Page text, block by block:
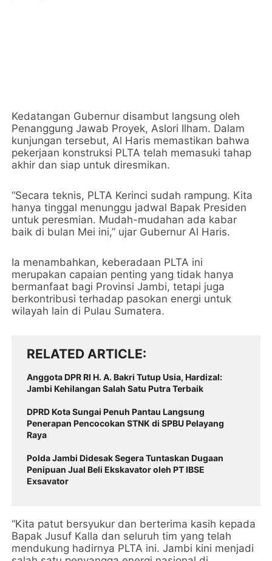
Kedatangan Gubernur disambut langsung oleh
Penanggung Jawab Proyek, Aslori Ilham. Dalam
kunjungan tersebut, Al Haris memastikan bahwa
pekerjaan konstruksi PLTA telah memasuki tahap
akhir dan siap untuk diresmikan.
“Secara teknis, PLTA Kerinci sudah rampung. Kita
hanya tinggal menunggu jadwal Bapak Presiden
untuk peresmian. Mudah-mudahan ada kabar
baik di bulan Mei ini,” ujar Gubernur Al Haris.
Ia menambahkan, keberadaan PLTA ini
merupakan capaian penting yang tidak hanya
bermanfaat bagi Provinsi Jambi, tetapi juga
berkontribusi terhadap pasokan energi untuk
wilayah lain di Pulau Sumatera.
RELATED ARTICLE
Anggota DPR RI H. A. Bakri Tutup Usia, Hardizal:
Jambi Kehilangan Salah Satu Putra Terbaik
DPRD Kota Sungai Penuh Pantau Langsung
Penerapan Pencocokan STNK di SPBU Pelayang
Raya
Polda Jambi Didesak Segera Tuntaskan Dugaan
Penipuan Jual Beli Ekskavator oleh PT IBSE
Exsavator
“Kita patut bersyukur dan berterima kasih kepada
Bapak Jusuf Kalla dan seluruh tim yang telah
mendukung hadirnya PLTA ini. Jambi kini menjadi